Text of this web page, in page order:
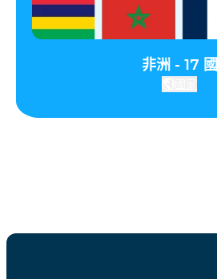
非洲 - 17 國